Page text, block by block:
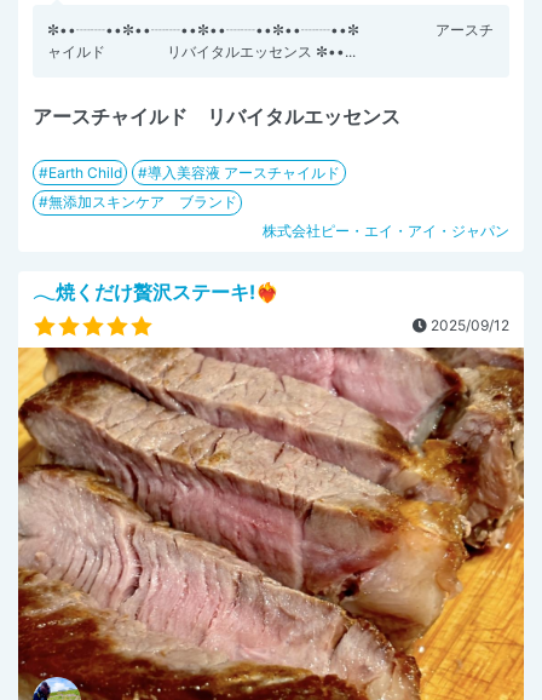
✼••┈┈••✼••┈┈••✼••┈┈••✼••┈┈••✼ アースチ
ャイルド リバイタルエッセンス ✼••...
アースチャイルド リバイタルエッセンス
Earth Child
導入美容液 アースチャイルド
無添加スキンケア ブランド
株式会社ピー・エイ・アイ・ジャパン
𓂃焼くだけ贅沢ステーキ!❤️‍🔥
2025/09/12